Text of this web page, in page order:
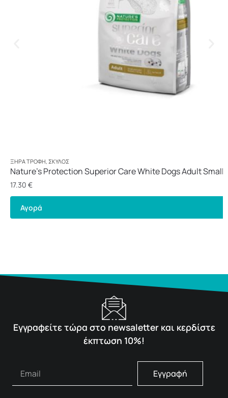
ΞΗΡΆ ΤΡΟΦΉ, ΣΚΎΛΟΣ
Nature’s Protection Superior Care White Dogs Adult Small
1,5kg
17.30 €
Αγορά
Εγγραφείτε τώρα στο newsaletter και κερδίστε
έκπτωση 10%!
Εγγραφή